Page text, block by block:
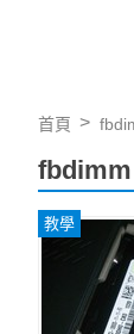
首頁
fbdimm
教學